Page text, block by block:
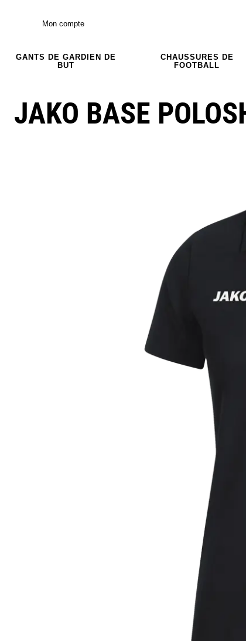
Mon compte
GANTS DE GARDIEN DE
BUT
CHAUSSURES DE
FOOTBALL
JAKO BASE